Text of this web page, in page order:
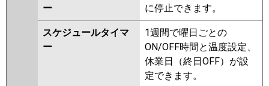
ー
に停止できます。
スケジュールタイマ
ー
1週間で曜日ごとの
ON/OFF時間と温度設定、
休業日（終日OFF）が設
定できます。